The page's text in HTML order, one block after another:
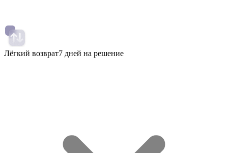
Лёгкий возврат7 дней на решение